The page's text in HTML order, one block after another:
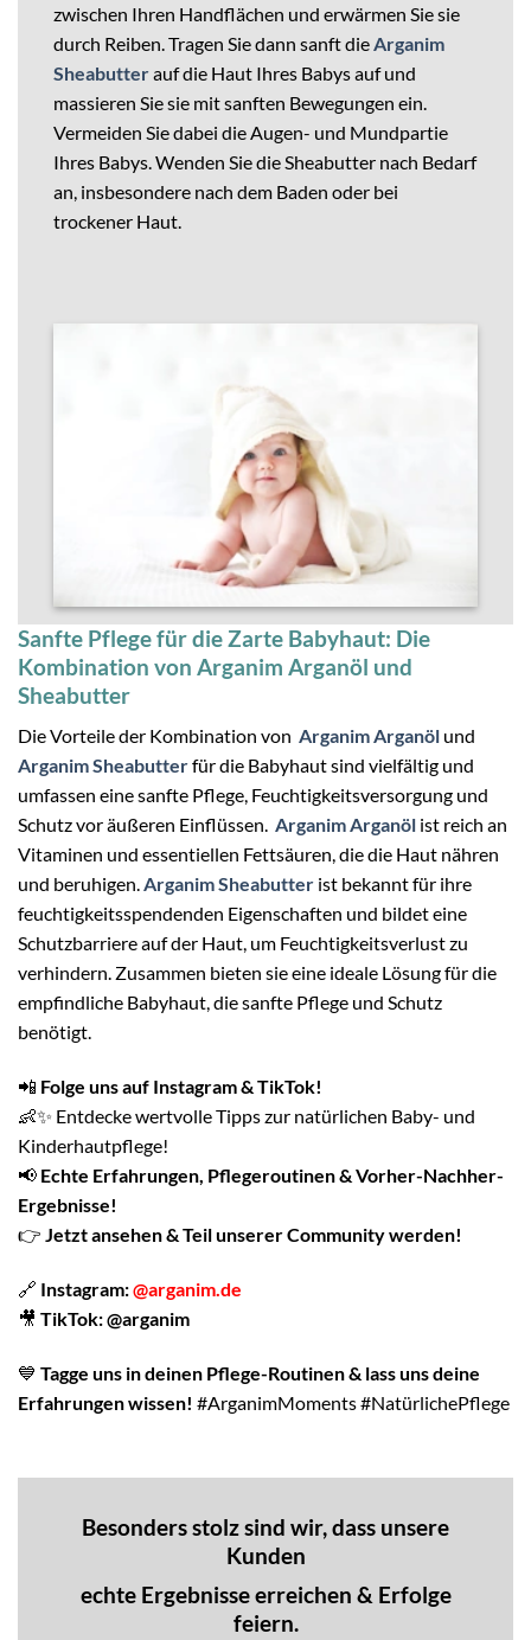
zwischen Ihren Handflächen und erwärmen Sie sie
durch Reiben. Tragen Sie dann sanft dieArganim
Sheabutterauf die Haut Ihres Babys auf und
massieren Sie sie mit sanften Bewegungen ein.
Vermeiden Sie dabei die Augen- und Mundpartie
Ihres Babys. Wenden Sie die Sheabutter nach Bedarf
an, insbesondere nach dem Baden oder bei
trockener Haut.
Sanfte Pflege für die Zarte Babyhaut: Die
Kombination von Arganim Arganöl und
Sheabutter
Die Vorteile der Kombination von Arganim Arganöl und
Arganim Sheabutterfür die Babyhaut sind vielfältig und
umfassen eine sanfte Pflege, Feuchtigkeitsversorgung und
Schutz vor äußeren Einflüssen. Arganim Arganöl ist reich an
Vitaminen und essentiellen Fettsäuren, die die Haut nähren
und beruhigen.Arganim Sheabutter ist bekannt für ihre
feuchtigkeitsspendenden Eigenschaften und bildet eine
Schutzbarriere auf der Haut, um Feuchtigkeitsverlust zu
verhindern. Zusammen bieten sie eine ideale Lösung für die
empfindliche Babyhaut, die sanfte Pflege und Schutz
benötigt.
📲 Folge uns auf Instagram & TikTok!
👶✨ Entdecke wertvolle Tipps zur natürlichen Baby- und
Kinderhautpflege!
📢 Echte Erfahrungen, Pflegeroutinen & Vorher-Nachher-
Ergebnisse!
👉 Jetzt ansehen & Teil unserer Community werden!
🔗 Instagram:@arganim.de
🎥 TikTok:@arganim
💙 Tagge uns in deinen Pflege-Routinen & lass uns deine
Erfahrungen wissen! #ArganimMoments #NatürlichePflege
Besonders stolz sind wir, dass unsere
Kunden
echte Ergebnisse erreichen & Erfolge
feiern.